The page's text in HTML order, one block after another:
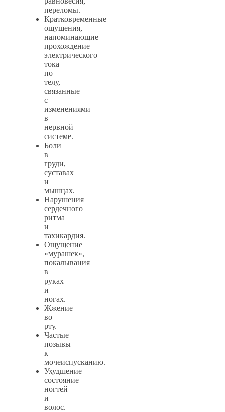
переломы.
Кратковременные
ощущения,
напоминающие
прохождение
электрического
тока
по
телу,
связанные
с
изменениями
в
нервной
системе.
Боли
в
груди,
суставах
и
мышцах.
Нарушения
сердечного
ритма
и
тахикардия.
Ощущение
«мурашек»,
покалывания
в
руках
и
ногах.
Жжение
во
рту.
Частые
позывы
к
мочеиспусканию.
Ухудшение
состояние
ногтей
и
волос.